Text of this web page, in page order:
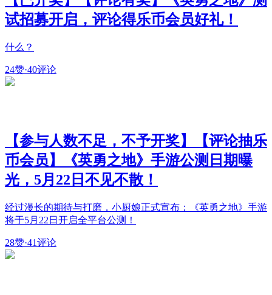
试招募开启，评论得乐币会员好礼！
什么？
24赞·40评论
【参与人数不足，不予开奖】【评论抽乐
币会员】《英勇之地》手游公测日期曝
光，5月22日不见不散！
经过漫长的期待与打磨，小厨娘正式宣布：《英勇之地》手游
将于5月22日开启全平台公测！
28赞·41评论